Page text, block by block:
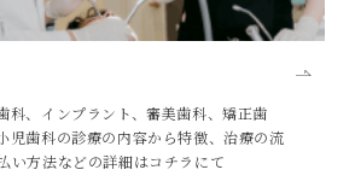
科、インプラント、審美歯科、矯正歯
児歯科の診療の内容から特徴、治療の流
い方法などの詳細はコチラにて